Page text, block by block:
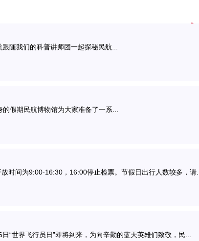
随我们的科普讲师团一起探秘民航...
假期民航博物馆为大家准备了一系...
时间为9:00-16:30，16:00停止检票。节假日出行人数较多，请...
世界飞行员日”即将到来，为向辛勤的蓝天英雄们致敬，民...